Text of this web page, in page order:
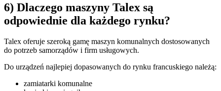
6) Dlaczego maszyny Talex są
odpowiednie dla każdego rynku?
Talex oferuje szeroką gamę maszyn komunalnych dostosowanych
do potrzeb samorządów i firm usługowych.
Do urządzeń najlepiej dopasowanych do rynku francuskiego należą:
zamiatarki komunalne